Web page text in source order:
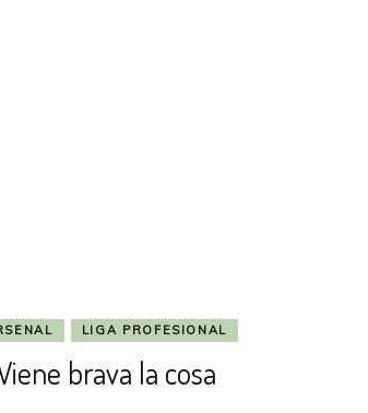
LIGA PROFESIONAL
brava la cosa